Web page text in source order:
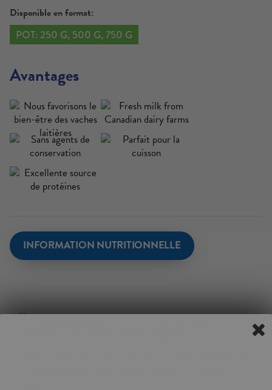
Disponible en format:
POT: 250 G, 500 G, 750 G
Avantages
INFORMATION NUTRITIONNELLE